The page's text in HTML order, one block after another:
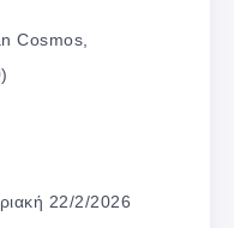
Cosmos,
22/2/2026